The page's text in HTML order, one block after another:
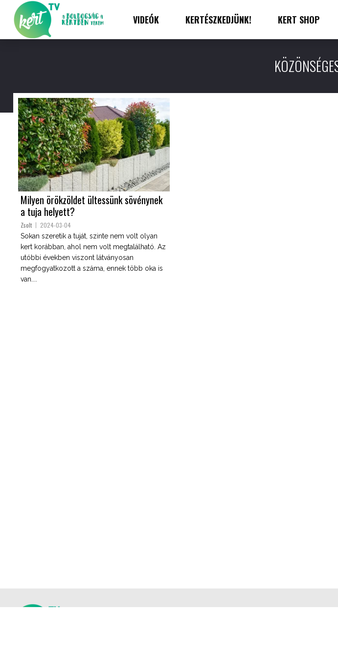
VIDEÓK KERTÉSZKEDJÜNK! KERT SHOP
Milyen örökzöldet ültessünk sövénynek
a tuja helyett?
Zsolt 2024-03-04
Sokan szeretik a tuját, szinte nem volt olyan
kert korábban, ahol nem volt megtalálható. Az
utóbbi években viszont látványosan
megfogyatkozott a száma, ennek több oka is
van....